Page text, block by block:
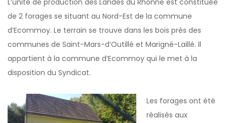
L’unité de production des Landes du Rhonne est constituée
de 2 forages se situant au Nord-Est de la commune
d’Ecommoy. Le terrain se trouve dans les bois près des
communes de Saint-Mars-d’Outillé et Marigné-Laillé. Il
appartient à la commune d’Ecommoy qui le met à la
disposition du Syndicat.
Les forages ont été
réalisés aux